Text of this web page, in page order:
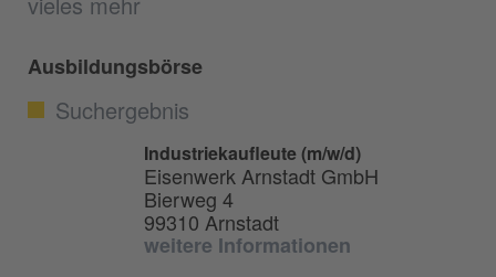
Ausbildungsbörse
Suchergebnis
Industriekaufleute (m/w/d)
Eisenwerk Arnstadt GmbH
Bierweg 4
99310 Arnstadt
weitere Informationen